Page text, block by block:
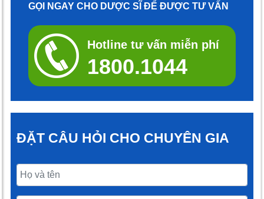
GỌI NGAY CHO DƯỢC SĨ ĐỂ ĐƯỢC TƯ VẤN
Hotline tư vấn miễn phí
1800.1044
ĐẶT CÂU HỎI CHO CHUYÊN GIA